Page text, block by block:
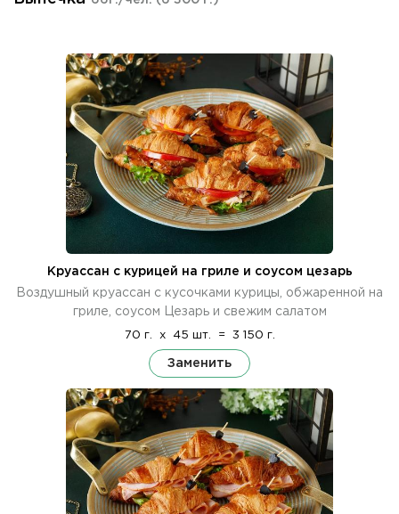
Круассан с курицей на гриле и соусом цезарь
Воздушный круассан с кусочками курицы, обжаренной на
гриле, соусом Цезарь и свежим салатом
70 г. x 45 шт. = 3 150 г.
Заменить